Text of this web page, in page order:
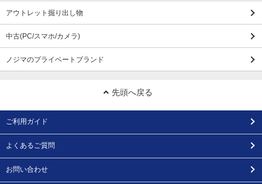
アウトレット掘り出し物
中古(PC/スマホ/カメラ)
ノジマのプライベートブランド
先頭へ戻る
ご利用ガイド
よくあるご質問
お問い合わせ